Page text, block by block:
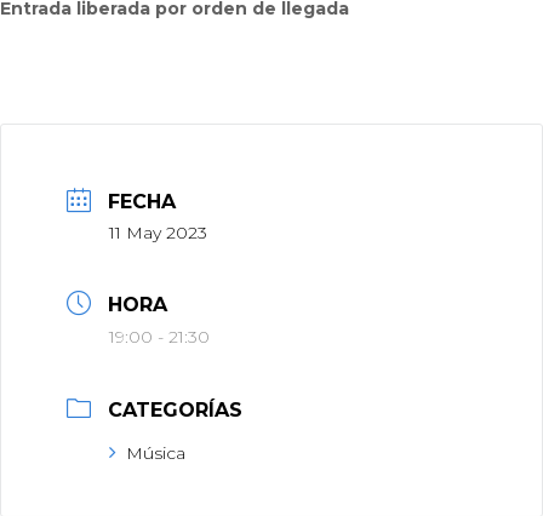
Entrada liberada por orden de llegada
FECHA
11 May 2023
HORA
19:00 - 21:30
CATEGORÍAS
Música